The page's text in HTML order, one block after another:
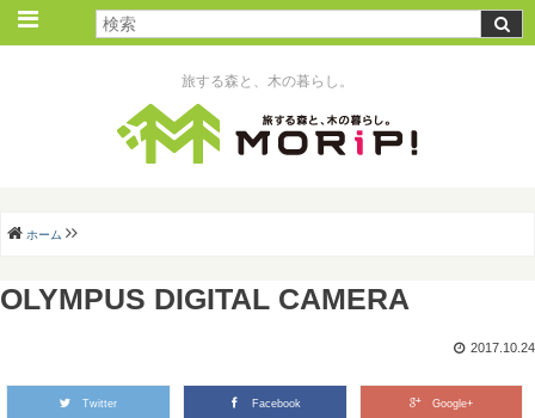
旅する森と、木の暮らし。
ホーム
OLYMPUS DIGITAL CAMERA
2017.10.24
Twitter Facebook Google+